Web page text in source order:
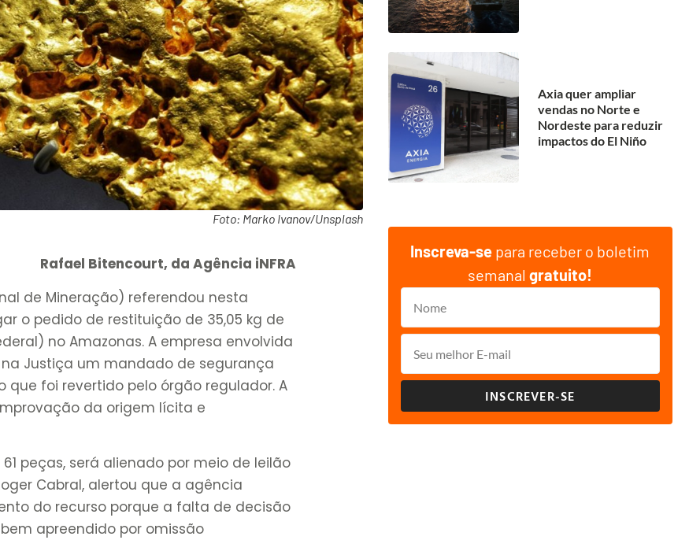
Foto: Marko Ivanov/Unsplash
Rafael Bitencourt, da Agência iNFRA
de Mineração) referendou nesta
o pedido de restituição de 35,05 kg de
no Amazonas. A empresa envolvida
Justiça um mandado de segurança
que foi revertido pelo órgão regulador. A
da origem lícita e
peças, será alienado por meio de leilão
Cabral, alertou que a agência
do recurso porque a falta de decisão
apreendido por omissão
Axia quer ampliar
vendas no Norte e
Nordeste para reduzir
impactos do El Niño
Inscreva-se para receber o boletim
semanalgratuito!
INSCREVER-SE